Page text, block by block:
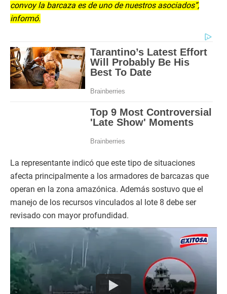
convoy la barcaza es de uno de nuestros asociados”,
informó.
La representante indicó que este tipo de situaciones
afecta principalmente a los armadores de barcazas que
operan en la zona amazónica. Además sostuvo que el
manejo de los recursos vinculados al lote 8 debe ser
revisado con mayor profundidad.